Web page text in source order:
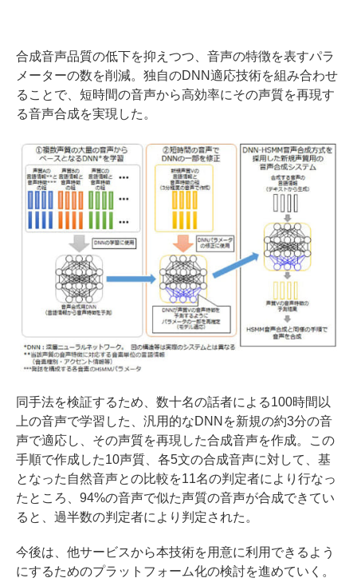
合成音声品質の低下を抑えつつ、音声の特徴を表すパラ
メーターの数を削減。独自のDNN適応技術を組み合わせ
ることで、短時間の音声から高効率にその声質を再現す
る音声合成を実現した。
同手法を検証するため、数十名の話者による100時間以
上の音声で学習した、汎用的なDNNを新規の約3分の音
声で適応し、その声質を再現した合成音声を作成。この
手順で作成した10声質、各5文の合成音声に対して、基
となった自然音声との比較を11名の判定者により行なっ
たところ、94%の音声で似た声質の音声が合成できてい
ると、過半数の判定者により判定された。
今後は、他サービスから本技術を用意に利用できるよう
にするためのプラットフォーム化の検討を進めていく。